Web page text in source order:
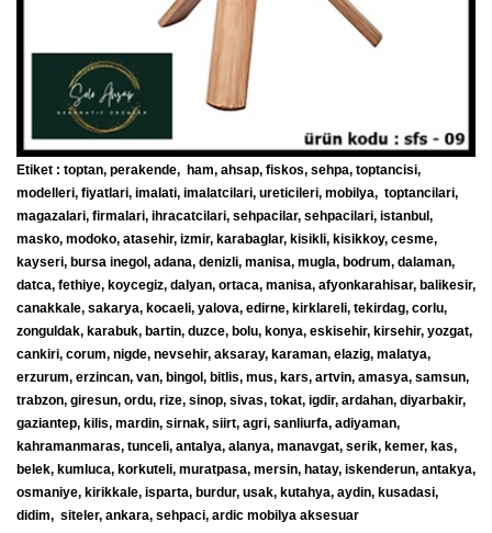
Etiket : toptan, perakende, ham, ahsap, fiskos, sehpa, toptancisi,
modelleri, fiyatlari, imalati, imalatcilari, ureticileri, mobilya, toptancilari,
magazalari, firmalari, ihracatcilari, sehpacilar, sehpacilari, istanbul,
masko, modoko, atasehir, izmir, karabaglar, kisikli, kisikkoy, cesme,
kayseri, bursa inegol, adana, denizli, manisa, mugla, bodrum, dalaman,
datca, fethiye, koycegiz, dalyan, ortaca, manisa, afyonkarahisar, balikesir,
canakkale, sakarya, kocaeli, yalova, edirne, kirklareli, tekirdag, corlu,
zonguldak, karabuk, bartin, duzce, bolu, konya, eskisehir, kirsehir, yozgat,
cankiri, corum, nigde, nevsehir, aksaray, karaman, elazig, malatya,
erzurum, erzincan, van, bingol, bitlis, mus, kars, artvin, amasya, samsun,
trabzon, giresun, ordu, rize, sinop, sivas, tokat, igdir, ardahan, diyarbakir,
gaziantep, kilis, mardin, sirnak, siirt, agri, sanliurfa, adiyaman,
kahramanmaras, tunceli, antalya, alanya, manavgat, serik, kemer, kas,
belek, kumluca, korkuteli, muratpasa, mersin, hatay, iskenderun, antakya,
osmaniye, kirikkale, isparta, burdur, usak, kutahya, aydin, kusadasi,
didim, siteler, ankara, sehpaci, ardic mobilya aksesuar